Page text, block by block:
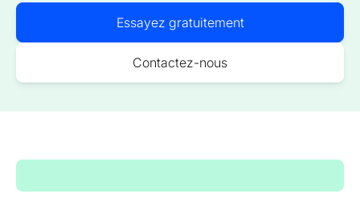
Essayez gratuitement
Contactez-nous